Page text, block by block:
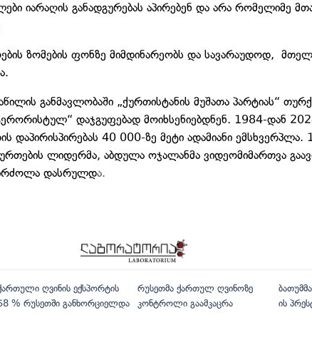
იარაღის განადგურებას აპირებენ და არა რომელიმე
ზომების ფონზე მიმდინარეობს და სავარაუდოდ,
განმავლობაში „ქურთისტანის მუშათა პარტიას“
დაჯგუფებად მოიხსენიებდნენ. 1984-დან
დაპირისპირებას 40 000-ზე მეტი ადამიანი
ლიდერმა, აბდულა ოჯალანმა ვიდეომიმართვა
დასრულდა.
ღვინის ექსპორტის
% რუსეთში განხორციელდა
რუსეთმა ქართულ ღვინოზე
კონტროლი გაამკაცრა
ის